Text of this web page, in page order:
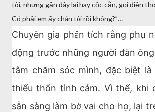
tôi, nhưng gần đây lại hay cộc cằn, gọi điện
Có phải em ấy chán tôi rồi không?”…
Chuyên gia phân tích rằng phụ
động trước những người đàn
tâm chăm sóc mình, đặc biệt là
thiếu thốn tình cảm. Vì thế, khi
sẵn sàng làm bờ vai cho họ, lại